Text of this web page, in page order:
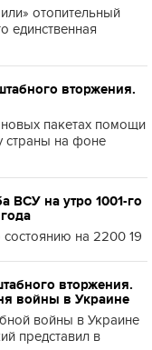
отопительный
единственная
вторжения.
пакетах помощи
страны на фоне
ВСУ на утро 1001-го
на 2200 19
вторжения.
войны в Украине
войны в Украине
представил в